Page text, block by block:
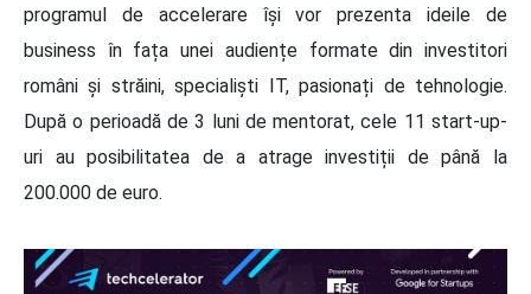
programul de accelerare își vor prezenta ideile de
business în fața unei audiențe formate din investitori
români și străini, specialiști IT, pasionați de tehnologie.
După o perioadă de 3 luni de mentorat, cele 11 start-up-
uri au posibilitatea de a atrage investiții de până la
200.000 de euro.